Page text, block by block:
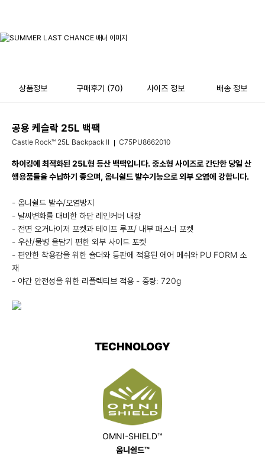
상품정보 구매후기 (70) 사이즈 정보 배송 정보
공용 케슬락 25L 백팩
Castle Rock™ 25L Backpack II C75PU8662010
하이킹에 최적화된 25L형 등산 백팩입니다. 중소형 사이즈로 간단한 당일 산
행용품들을 수납하기 좋으며, 옴니쉴드 발수기능으로 외부 오염에 강합니다.
- 옴니쉴드 발수/오염방지
- 날씨변화를 대비한 하단 레인커버 내장
- 전면 오거나이저 포켓과 테이프 루프/ 내부 패스너 포켓
- 우산/물병 을담기 편한 외부 사이드 포켓
- 편안한 착용감을 위한 숄더와 등판에 적용된 에어 메쉬와 PU FORM 소
재
- 야간 안전성을 위한 리플렉티브 적용 - 중량: 720g
TECHNOLOGY
OMNI-SHIELD™
옴니쉴드™